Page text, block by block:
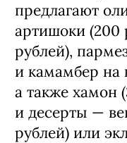
предлагают
артишоки (200
рублей),
и камамбер на
а также хамон
и десерты —
рублей) или